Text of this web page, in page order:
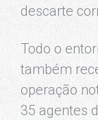
descarte
Todo o
também
operação
35 agentes